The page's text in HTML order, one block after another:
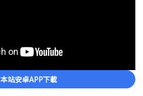
本站安卓APP下載